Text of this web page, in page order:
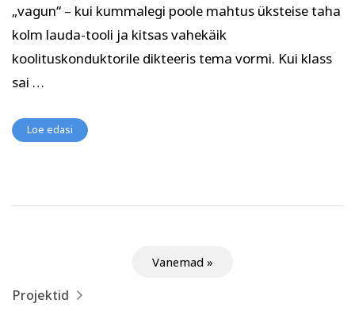
„vagun“ – kui kummalegi poole mahtus üksteise taha
kolm lauda-tooli ja kitsas vahekäik
koolituskonduktorile dikteeris tema vormi. Kui klass
sai …
Loe edasi
Vanemad »
Projektid